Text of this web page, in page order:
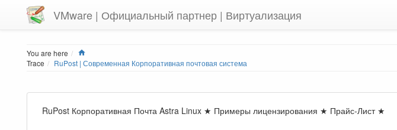
VMware | Официальный партнер | Виртуализация
You are here
Trace
RuPost | Современная Корпоративная почтовая система
RuPost Корпоративная Почта Astra Linux ★ Примеры лицензирования ★ Прайс-Лист ★